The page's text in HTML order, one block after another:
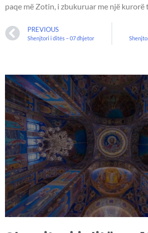
paqe më Zotin, i zbukuruar me një kurorë
PREVIOUS
Shenjtori i ditës – 07 dhjetor